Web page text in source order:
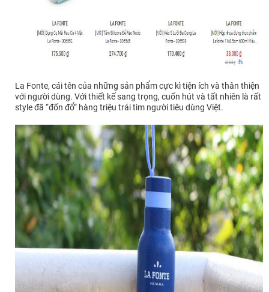
La Fonte, cái tên của những sản phẩm cực kì tiện ích và thân thiện
với người dùng. Với thiết kế sang trọng, cuốn hút và tất nhiên là rất
style đã “đốn đổ” hàng triệu trái tim người tiêu dùng Việt.